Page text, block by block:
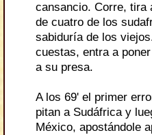
cansancio. Corre, tira
de cuatro de los
sabiduría de los
cuestas, entra a
a su presa.
A los 69' el primer
pitan a Sudáfrica y
México, apostándole